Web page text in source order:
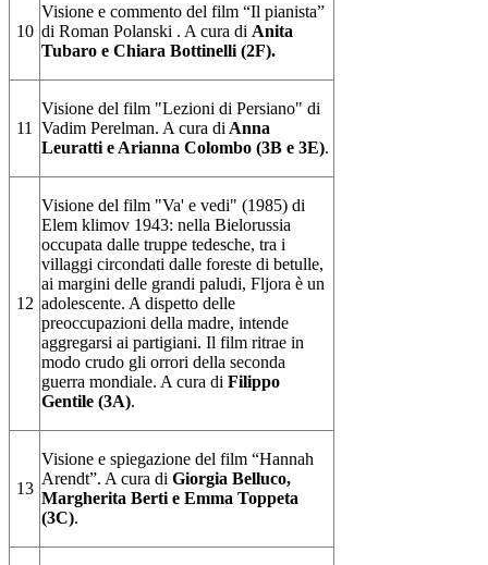
10
Visione e commento del film “Il pianista”
di Roman Polanski . A cura di Anita
Tubaro e Chiara Bottinelli (2F).
11
Visione del film "Lezioni di Persiano" di
Vadim Perelman. A cura di Anna
Leuratti e Arianna Colombo (3B e 3E).
12
Visione del film "Va' e vedi" (1985) di
Elem klimov 1943: nella Bielorussia
occupata dalle truppe tedesche, tra i
villaggi circondati dalle foreste di betulle,
ai margini delle grandi paludi, Fljora è un
adolescente. A dispetto delle
preoccupazioni della madre, intende
aggregarsi ai partigiani. Il film ritrae in
modo crudo gli orrori della seconda
guerra mondiale. A cura di Filippo
Gentile (3A).
13
Visione e spiegazione del film “Hannah
Arendt”. A cura di Giorgia Belluco,
Margherita Berti e Emma Toppeta
(3C).